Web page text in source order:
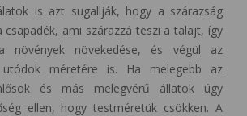
is azt sugallják, hogy a szárazság
csapadék, ami szárazzá teszi a talajt, így
növények növekedése, és végül az
utódok méretére is. Ha melegebb az
és más melegvérű állatok úgy
ellen, hogy testméretük csökken. A